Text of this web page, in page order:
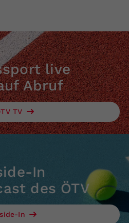
live
Abruf
TV
In
des ÖTV
In